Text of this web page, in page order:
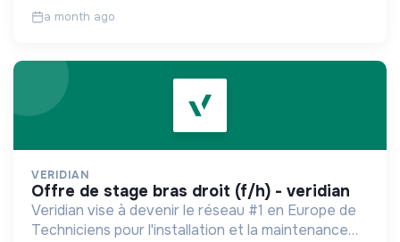
a month ago
VERIDIAN
offre de stage bras droit (f/h) - veridian
Veridian vise à devenir le réseau #1 en Europe de
Techniciens pour l'installation et la maintenance